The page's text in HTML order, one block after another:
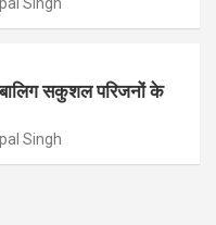
सकुशल परिजनों के
Singh